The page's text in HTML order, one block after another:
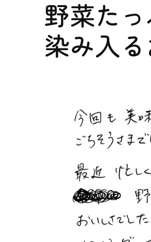
野菜た
染み入